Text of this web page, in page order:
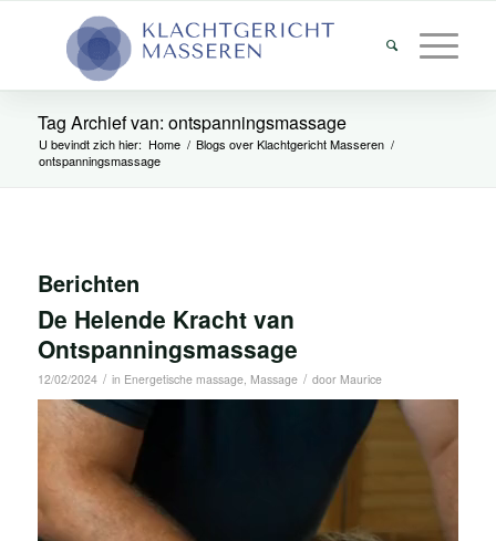
Tag Archief van: ontspanningsmassage
U bevindt zich hier: Home / Blogs over Klachtgericht Masseren /
ontspanningsmassage
Berichten
De Helende Kracht van
Ontspanningsmassage
12/02/2024 / in Energetische massage, Massage / door Maurice